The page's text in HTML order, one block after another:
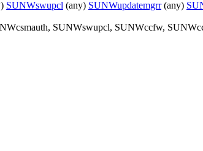
SUNWswupcl (any) SUNWupdatemgrr(any)
SUNWswupcl, SUNWccfw,